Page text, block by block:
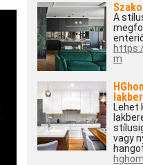
A
m
Lehet
vagy